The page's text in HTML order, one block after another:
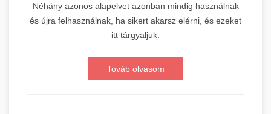
Néhány azonos alapelvet azonban mindig használnak
és újra felhasználnak, ha sikert akarsz elérni, és ezeket
itt tárgyaljuk.
Továb olvasom